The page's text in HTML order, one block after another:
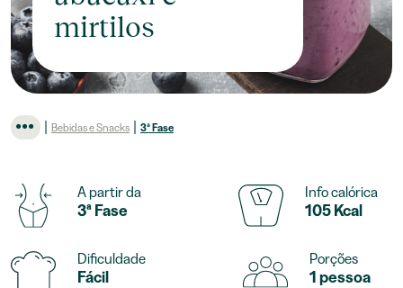
mirtilos
Bebidas e Snacks 3ª Fase
A partir da
3ª Fase
Info calórica
105 Kcal
Dificuldade
Fácil
Porções
1 pessoa